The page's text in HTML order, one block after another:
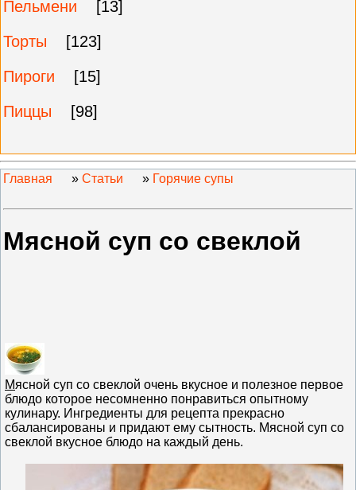
Пельмени
[13]
Торты
[123]
Пироги
[15]
Пиццы
[98]
Главная » Статьи » Горячие супы
Мясной суп со свеклой
Мясной суп со свеклой очень вкусное и полезное первое
блюдо которое несомненно понравиться опытному
кулинару. Ингредиенты для рецепта прекрасно
сбалансированы и придают ему сытность. Мясной суп со
свеклой вкусное блюдо на каждый день.